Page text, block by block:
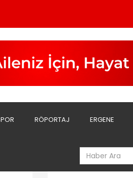
RÖPORTAJ ERGENE